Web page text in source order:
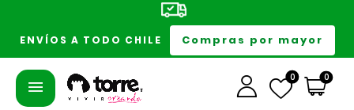
ENVÍOS A TODO CHILE Compras por mayor
0 0